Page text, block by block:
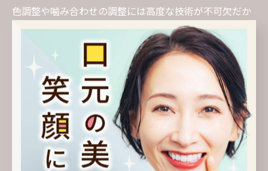
色調整や噛み合わせの調整には高度な技術が不可欠だか
らです。歯科医師の経験や症例数によって、自然な見た
目や長期的な健康維持に差が出ることは多くの患者の実
感でもあります。
例えば、北浜駅周辺の歯医者でも、セラミック治療の症
例写真や患者の声を公開している医院は、技術への自信
の表れといえるでしょう。具体的には、仕上がりの透明
感や歯ぐきとの自然な調和、違和感がない噛み合わせな
ど、細部までこだわることができるかが大きなポイント